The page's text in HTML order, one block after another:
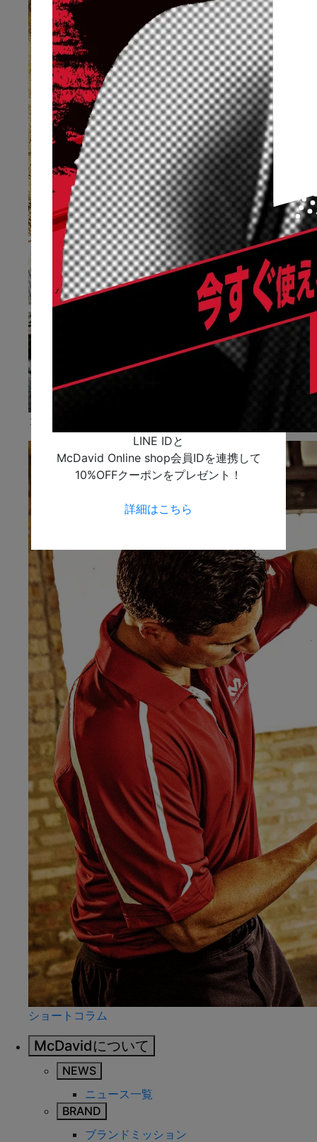
LINE IDと
McDavid Online shop会員IDを連携して
10%OFFクーポンをプレゼント！
詳細はこちら
コンディショニング
ショートコラム
McDavidについて
NEWS
ニュース一覧
BRAND
ブランドミッション